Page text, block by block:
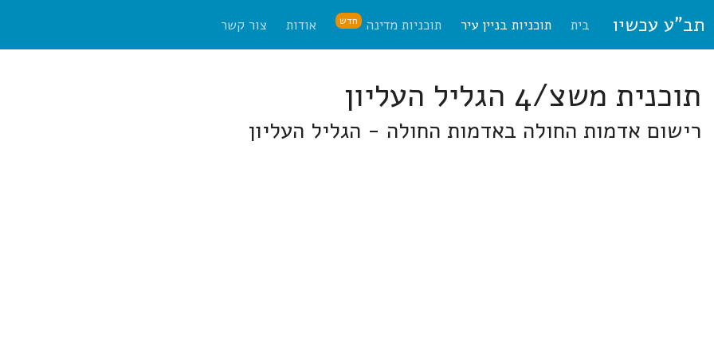
תב"ע עכשיו בית תוכניות בניין עיר תוכניות מדינה חדש אודות צור קשר
תוכנית משצ/4 הגליל העליון
רישום אדמות החולה באדמות החולה - הגליל העליון